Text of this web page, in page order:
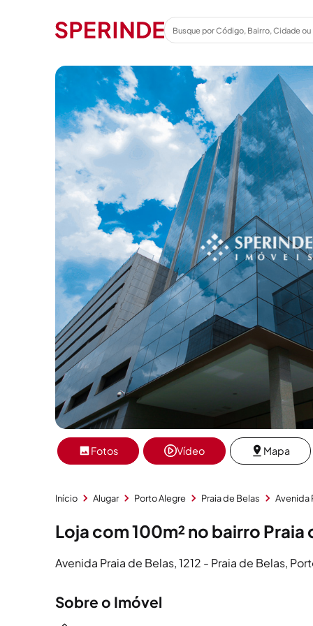
Fotos Vídeo Mapa
Início Alugar Porto Alegre Praia de Belas Avenida
Loja com 100m² no bairro
Avenida Praia de Belas, 1212 - Praia de Belas,
Sobre o Imóvel